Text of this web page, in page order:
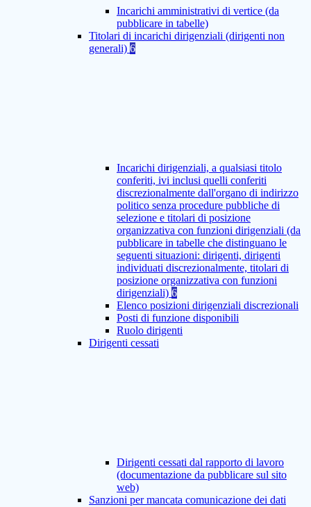
Incarichi amministrativi di vertice (da
pubblicare in tabelle)
Titolari di incarichi dirigenziali (dirigenti non
generali) 6
Incarichi dirigenziali, a qualsiasi titolo
conferiti, ivi inclusi quelli conferiti
discrezionalmente dall'organo di indirizzo
politico senza procedure pubbliche di
selezione e titolari di posizione
organizzativa con funzioni dirigenziali (da
pubblicare in tabelle che distinguano le
seguenti situazioni: dirigenti, dirigenti
individuati discrezionalmente, titolari di
posizione organizzativa con funzioni
dirigenziali) 6
Elenco posizioni dirigenziali discrezionali
Posti di funzione disponibili
Ruolo dirigenti
Dirigenti cessati
Dirigenti cessati dal rapporto di lavoro
(documentazione da pubblicare sul sito
web)
Sanzioni per mancata comunicazione dei dati